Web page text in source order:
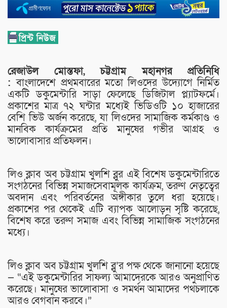
রেজাউল মোস্তফা, চট্টগ্রাম মহানগর প্রতিনিধি
:বাংলাদেশে প্রথমবারের মতো লিওদের উদ্যোগে নির্মিত
একটি ডকুমেন্টারি সাড়া ফেলেছে ডিজিটাল প্ল্যাটফর্মে।
প্রকাশের মাত্র ৭২ ঘন্টার মধ্যেই ভিডিওটি ১০ হাজারের
বেশি ভিউ অর্জন করেছে, যা লিওদের সামাজিক কর্মকাণ্ড ও
মানবিক কার্যক্রমের প্রতি মানুষের গভীর আগ্রহ ও
ভালোবাসার প্রতিফলন।
লিও ক্লাব অব চট্টগ্রাম খুলশি ব্লুর এই বিশেষ ডকুমেন্টারিতে
সংগঠনের বিভিন্ন সমাজসেবামূলক কার্যক্রম, তরুণ নেতৃত্বের
অবদান এবং পরিবর্তনের অঙ্গীকার তুলে ধরা হয়েছে।
প্রকাশের পর থেকেই এটি ব্যাপক আলোড়ন সৃষ্টি করেছে,
বিশেষ করে তরুণ সমাজ এবং বিভিন্ন সামাজিক সংগঠনের
মধ্যে।
লিও ক্লাব অব চট্টগ্রাম খুলশি ব্লু’র পক্ষ থেকে জানানো হয়েছে
— “এই ডকুমেন্টারির সাফল্য আমাদেরকে আরও অনুপ্রাণিত
করেছে। মানুষের ভালোবাসা ও সমর্থন আমাদের পথচলাকে
আরও বেগবান করবে।”